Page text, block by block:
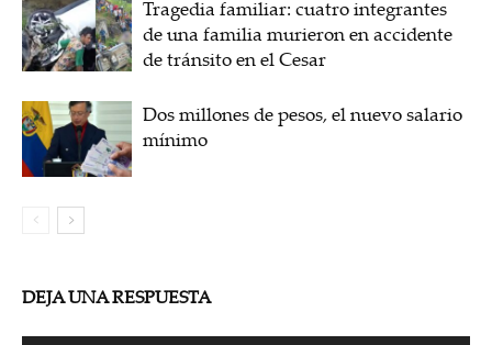
Tragedia familiar: cuatro integrantes
de una familia murieron en accidente
de tránsito en el Cesar
Dos millones de pesos, el nuevo salario
mínimo
DEJA UNA RESPUESTA